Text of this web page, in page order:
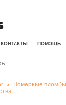
КОНТАКТЫ ПОМОЩЬ
Номерные пломбы